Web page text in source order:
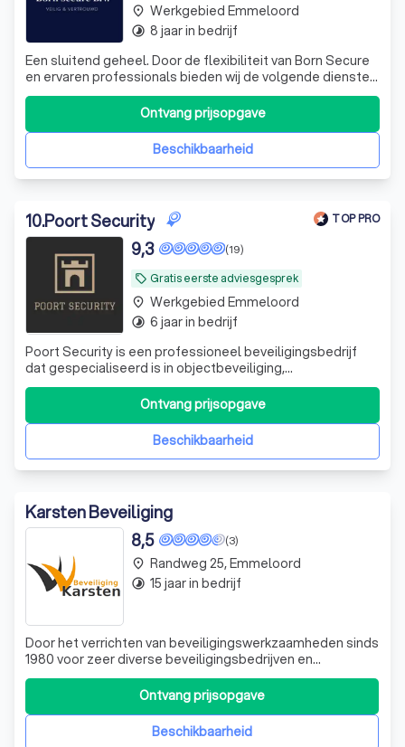
Een sluitend geheel. Door de flexibiliteit van Born Secure
en ervaren professionals bieden wij de volgende diensten:
✔️ Object beveiliging ✔️Nachtbewaking ✔️Hotelbeveiliging
✔️ Ad hoc beveiliging Wil je meer weten? Stuur ons dan
een bericht.
Beschikbaarheid
Ontvang prijsopgave
place Werkgebied Emmeloord
timelapse 8 jaar in bedrijf
10.Poort Security TOP PRO
local_offer Gratis eerste adviesgesprek
(19)
9,3
Poort Security is een professioneel beveiligingsbedrijf
dat gespecialiseerd is in objectbeveiliging,
evenementbeveiliging en beveiliging op zorg- en
opvanglocaties. Met een team van gecertificeerde
beveiligers leveren wij betrouwbare en representatieve
Beschikbaarheid
Ontvang prijsopgave
place Werkgebied Emmeloord
timelapse 6 jaar in bedrijf
Karsten Beveiliging
(3)
8,5
Door het verrichten van beveiligingswerkzaamheden sinds
1980 voor zeer diverse beveiligingsbedrijven en
overheden is er een schat aan ervaring opgedaan welke
wordt gebruikt om de eigen organisatie uit te bouwen. Wij
hechten waarde aan transparantie. Alle wensen en
verwachtingen van de klant worden u
Beschikbaarheid
Ontvang prijsopgave
place Randweg 25, Emmeloord
timelapse 15 jaar in bedrijf